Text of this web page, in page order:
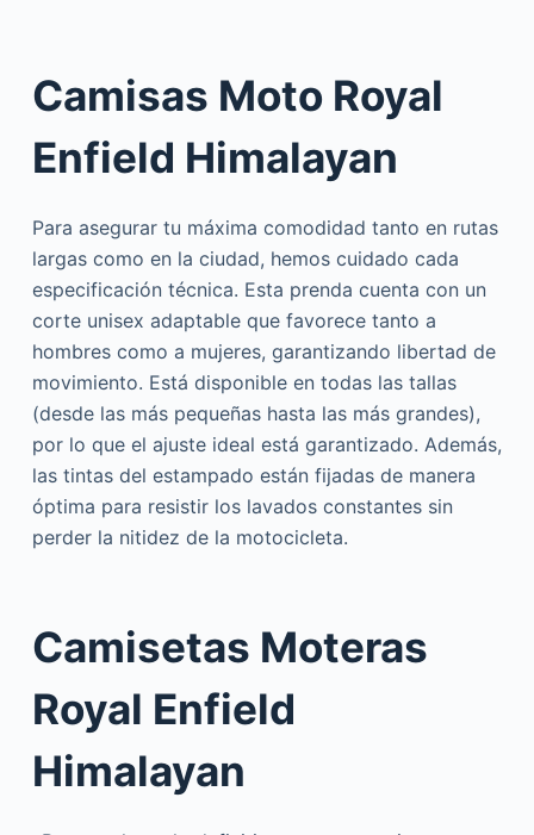
Camisas Moto Royal
Enfield Himalayan
Para asegurar tu máxima comodidad tanto en rutas
largas como en la ciudad, hemos cuidado cada
especificación técnica. Esta prenda cuenta con un
corte unisex adaptable que favorece tanto a
hombres como a mujeres, garantizando libertad de
movimiento. Está disponible en todas las tallas
(desde las más pequeñas hasta las más grandes),
por lo que el ajuste ideal está garantizado. Además,
las tintas del estampado están fijadas de manera
óptima para resistir los lavados constantes sin
perder la nitidez de la motocicleta.
Camisetas Moteras
Royal Enfield
Himalayan